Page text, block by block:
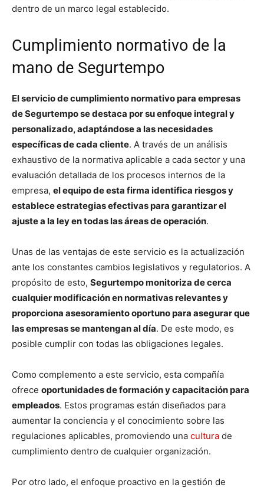
dentro de un marco legal establecido.
Cumplimiento normativo de la
mano de Segurtempo
El servicio de cumplimiento normativo para empresas
de Segurtempo se destaca por su enfoque integral y
personalizado, adaptándose a las necesidades
específicas de cada cliente. A través de un análisis
exhaustivo de la normativa aplicable a cada sector y una
evaluación detallada de los procesos internos de la
empresa, el equipo de esta firma identifica riesgos y
establece estrategias efectivas para garantizar el
ajuste a la ley en todas las áreas de operación.
Unas de las ventajas de este servicio es la actualización
ante los constantes cambios legislativos y regulatorios. A
propósito de esto, Segurtempo monitoriza de cerca
cualquier modificación en normativas relevantes y
proporciona asesoramiento oportuno para asegurar que
las empresas se mantengan al día. De este modo, es
posible cumplir con todas las obligaciones legales.
Como complemento a este servicio, esta compañía
ofrece oportunidades de formación y capacitación para
empleados. Estos programas están diseñados para
aumentar la conciencia y el conocimiento sobre las
regulaciones aplicables, promoviendo una cultura de
cumplimiento dentro de cualquier organización.
Por otro lado, el enfoque proactivo en la gestión de